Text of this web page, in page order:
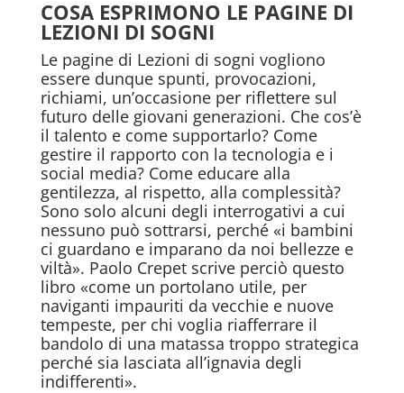
COSA ESPRIMONO LE PAGINE DI
LEZIONI DI SOGNI
Le pagine di Lezioni di sogni vogliono
essere dunque spunti, provocazioni,
richiami, un’occasione per riflettere sul
futuro delle giovani generazioni. Che cos’è
il talento e come supportarlo? Come
gestire il rapporto con la tecnologia e i
social media? Come educare alla
gentilezza, al rispetto, alla complessità?
Sono solo alcuni degli interrogativi a cui
nessuno può sottrarsi, perché «i bambini
ci guardano e imparano da noi bellezze e
viltà». Paolo Crepet scrive perciò questo
libro «come un portolano utile, per
naviganti impauriti da vecchie e nuove
tempeste, per chi voglia riafferrare il
bandolo di una matassa troppo strategica
perché sia lasciata all’ignavia degli
indifferenti».